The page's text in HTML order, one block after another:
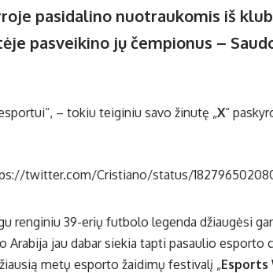
pasidalino nuotraukomis iš
pasveikino jų čempionus –
– tokiu teiginiu savo žinutę „X“
twitter.com/Cristiano/status/
renginiu 39-erių futbolo legenda džiaugėsi
Arabija jau dabar siekia tapti pasaulio esporto
metų esporto žaidimų festivalį „Esports